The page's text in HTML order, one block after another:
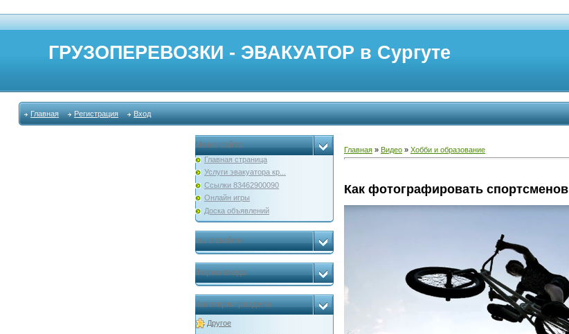
ГРУЗОПЕРЕВОЗКИ - ЭВАКУАТОР в Сургуте
Главная Регистрация Вход
Меню сайта
Главная страница
Услуги эвакуатора кр...
Ссылки 83462900090
Онлайн игры
Доска объявлений
мы в скайпе
Форма входа
Категории раздела
Другое
Главная » Видео » Хобби и образование
Как фотографировать спортсменов